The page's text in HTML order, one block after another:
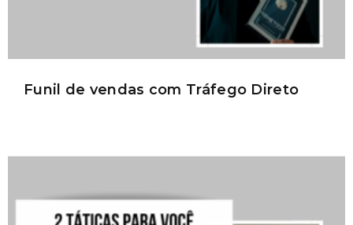
Funil de vendas com Tráfego Direto